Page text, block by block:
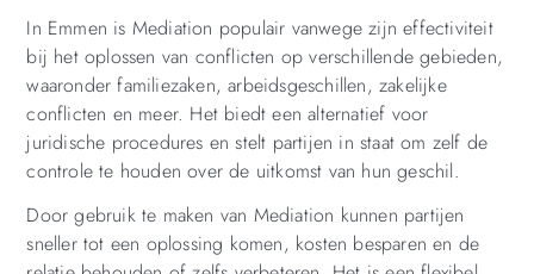
In Emmen is Mediation populair vanwege zijn effectiviteit
bij het oplossen van conflicten op verschillende gebieden,
waaronder familiezaken, arbeidsgeschillen, zakelijke
conflicten en meer. Het biedt een alternatief voor
juridische procedures en stelt partijen in staat om zelf de
controle te houden over de uitkomst van hun geschil.
Door gebruik te maken van Mediation kunnen partijen
sneller tot een oplossing komen, kosten besparen en de